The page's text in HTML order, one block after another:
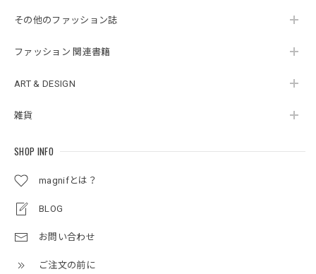
その他のファッション誌
ファッション 関連書籍
ART & DESIGN
雑貨
SHOP INFO
magnifとは？
BLOG
お問い合わせ
ご注文の前に